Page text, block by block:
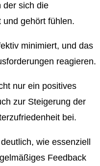
der sich die
und gehört fühlen.
minimiert, und das
reagieren.
nur ein positives
zur Steigerung der
bei.
wie essenziell
Feedback